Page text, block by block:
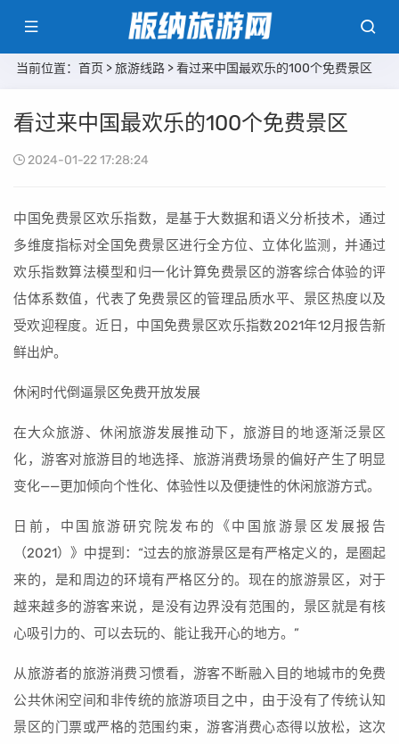
当前位置： 首页 >旅游线路 > 看过来中国最欢乐的100个免费景区
看过来中国最欢乐的100个免费景区
2024-01-22 17:28:24
中国免费景区欢乐指数，是基于大数据和语义分析技术，通过
多维度指标对全国免费景区进行全方位、立体化监测，并通过
欢乐指数算法模型和归一化计算免费景区的游客综合体验的评
估体系数值，代表了免费景区的管理品质水平、景区热度以及
受欢迎程度。近日，中国免费景区欢乐指数2021年12月报告新
鲜出炉。
休闲时代倒逼景区免费开放发展
在大众旅游、休闲旅游发展推动下，旅游目的地逐渐泛景区
化，游客对旅游目的地选择、旅游消费场景的偏好产生了明显
变化——更加倾向个性化、体验性以及便捷性的休闲旅游方式。
日前，中国旅游研究院发布的《中国旅游景区发展报告
（2021）》中提到：“过去的旅游景区是有严格定义的，是圈起
来的，是和周边的环境有严格区分的。现在的旅游景区，对于
越来越多的游客来说，是没有边界没有范围的，景区就是有核
心吸引力的、可以去玩的、能让我开心的地方。”
从旅游者的旅游消费习惯看，游客不断融入目的地城市的免费
公共休闲空间和非传统的旅游项目之中，由于没有了传统认知
景区的门票或严格的范围约束，游客消费心态得以放松，这次